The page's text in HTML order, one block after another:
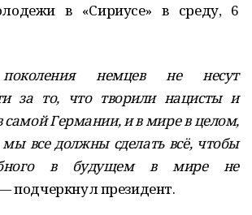
в «Сириусе» в среду, 6
немцев не несут
за то, что творили нацисты и
Германии, и в мире в целом,
все должны сделать всё, чтобы
в будущем в мире не
подчеркнул президент.